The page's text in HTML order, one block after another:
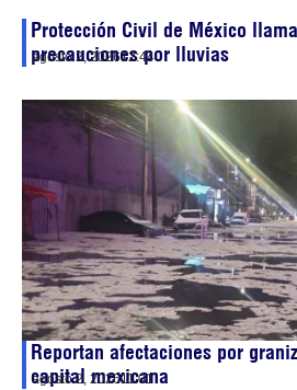
Protección Civil de México
precauciones por lluvias
agosto 2, 202612:44
Reportan afectaciones por
capital mexicana
agosto 2, 202611:01